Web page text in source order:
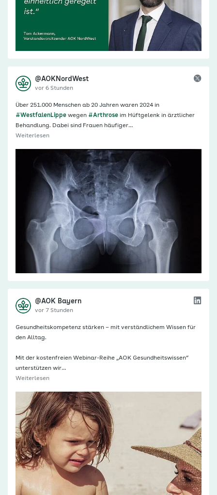
@AOKNordWest
vor 6 Stunden
Über 251.000 Menschen ab 20 Jahren waren 2024 in
#WestfalenLippe wegen #Arthrose im Hüftgelenk in ärztlicher
Behandlung. Dabei sind Frauen häufiger…
Weiterlesen
@AOK Bayern
vor 7 Stunden
Gesundheitskompetenz stärken – mit verständlichem Wissen für
den Alltag.
Mit der kostenfreien Webinar-Reihe „AOK Gesundheitswissen“
unterstützen wir…
Weiterlesen